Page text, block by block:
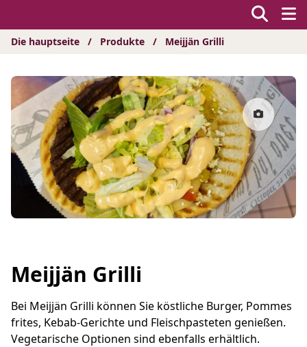
Die hauptseite / Produkte / Meijjän Grilli
Meijjän Grilli
Bei Meijjän Grilli können Sie köstliche Burger, Pommes
frites, Kebab-Gerichte und Fleischpasteten genießen.
Vegetarische Optionen sind ebenfalls erhältlich.